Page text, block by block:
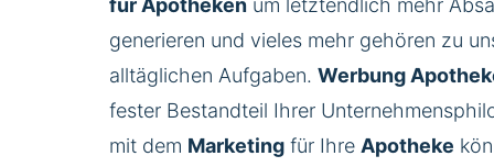
für Apothekenum letztendlich mehr
generieren und vieles mehr gehören zu
alltäglichen Aufgaben. Werbung
fester Bestandteil Ihrer
mit dem Marketingfür Ihre Apotheke